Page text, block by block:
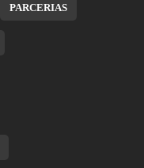
PARCERIAS